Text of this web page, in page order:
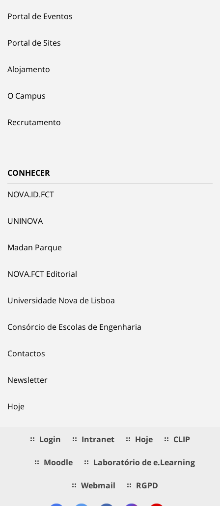
Portal de Eventos
Portal de Sites
Alojamento
O Campus
Recrutamento
CONHECER
NOVA.ID.FCT
UNINOVA
Madan Parque
NOVA.FCT Editorial
Universidade Nova de Lisboa
Consórcio de Escolas de Engenharia
Contactos
Newsletter
Hoje
Login Intranet Hoje CLIP
Moodle Laboratório de e.Learning
Webmail RGPD